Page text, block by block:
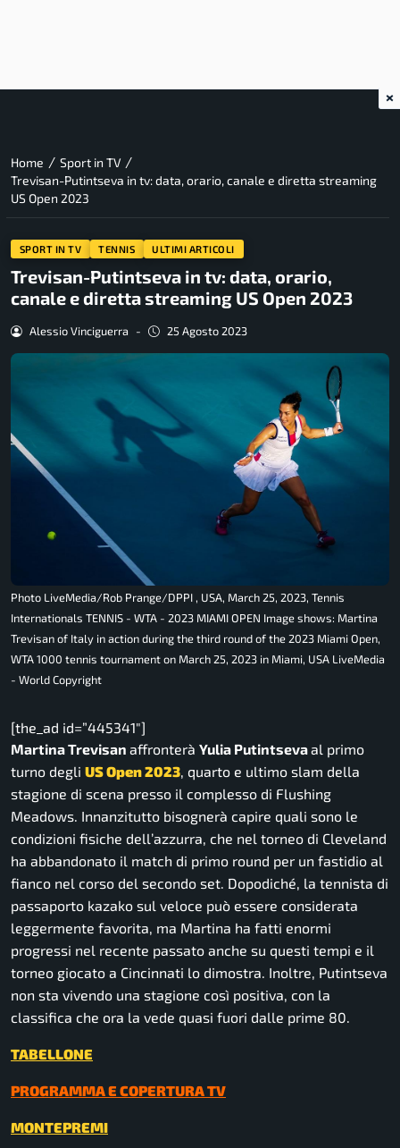
Home / Sport in TV /
Trevisan-Putintseva in tv: data, orario, canale e diretta streaming
US Open 2023
SPORT IN TV TENNIS ULTIMI ARTICOLI
Trevisan-Putintseva in tv: data, orario,
canale e diretta streaming US Open 2023
Alessio Vinciguerra - 25 Agosto 2023
Photo LiveMedia/Rob Prange/DPPI , USA, March 25, 2023, Tennis
Internationals TENNIS - WTA - 2023 MIAMI OPEN Image shows: Martina
Trevisan of Italy in action during the third round of the 2023 Miami Open,
WTA 1000 tennis tournament on March 25, 2023 in Miami, USA LiveMedia
- World Copyright
[the_ad id=”445341″]
Martina Trevisan affronterà Yulia Putintsevaal primo
turno degli US Open 2023, quarto e ultimo slam della
stagione di scena presso il complesso di Flushing
Meadows. Innanzitutto bisognerà capire quali sono le
condizioni fisiche dell’azzurra, che nel torneo di Cleveland
ha abbandonato il match di primo round per un fastidio al
fianco nel corso del secondo set. Dopodiché, la tennista di
passaporto kazako sul veloce può essere considerata
leggermente favorita, ma Martina ha fatti enormi
progressi nel recente passato anche su questi tempi e il
torneo giocato a Cincinnati lo dimostra. Inoltre, Putintseva
non sta vivendo una stagione così positiva, con la
classifica che ora la vede quasi fuori dalle prime 80.
TABELLONE
PROGRAMMA E COPERTURA TV
MONTEPREMI
×